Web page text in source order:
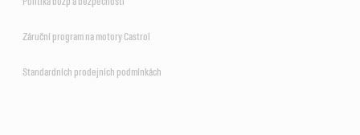
Záruční program na motory Castrol
Standardních prodejních podmínkách